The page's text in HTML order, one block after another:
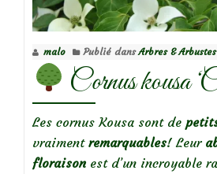
malo Publié dansArbres & Arbustes
Cornus kousa
Les cornus Kousa sont de
vraiment remarquables! Leur
floraisonest d’un incroyable